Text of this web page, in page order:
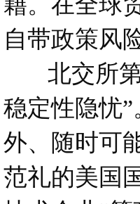
自带政策风
北交所第
稳定性隐忧
外、随时可
范礼的美国